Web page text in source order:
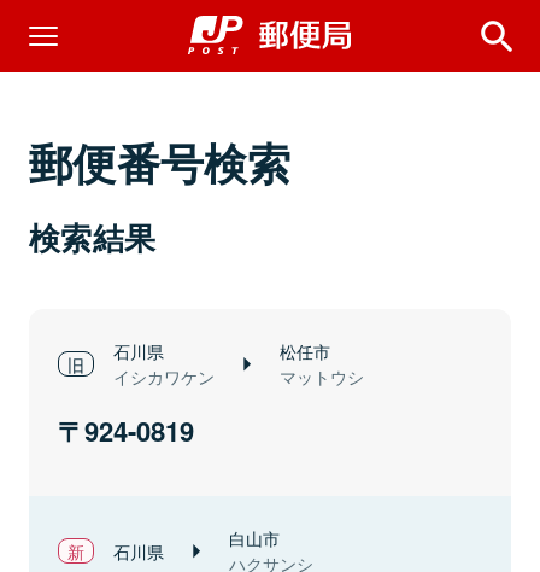
郵便番号検索
検索結果
石川県
イシカワケン
松任市
マットウシ
924-0819
石川県 白山市
ハクサンシ